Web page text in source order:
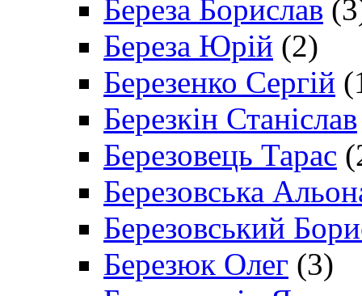
Береза Борислав
Береза Юрій (2)
Березенко Сергій
Березкін Станіслав
Березовець Тарас
Березовська
Березовський
Березюк Олег (3)